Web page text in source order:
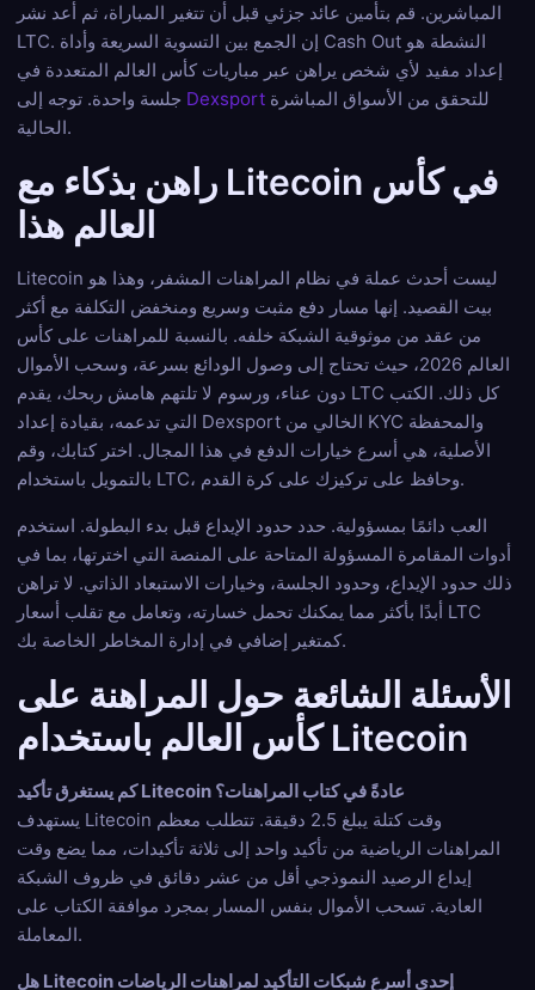
المباشرين. قم بتأمين عائد جزئي قبل أن تتغير المباراة، ثم أعد نشر
LTC. إن الجمع بين التسوية السريعة وأداة Cash Out النشطة هو
إعداد مفيد لأي شخص يراهن عبر مباريات كأس العالم المتعددة في
Dexsport
الحالية.
راهن بذكاء مع Litecoin في كأس
العالم هذا
Litecoin ليست أحدث عملة في نظام المراهنات المشفر، وهذا هو
بيت القصيد. إنها مسار دفع مثبت وسريع ومنخفض التكلفة مع أكثر
من عقد من موثوقية الشبكة خلفه. بالنسبة للمراهنات على كأس
العالم 2026، حيث تحتاج إلى وصول الودائع بسرعة، وسحب الأموال
دون عناء، ورسوم لا تلتهم هامش ربحك، يقدم LTC كل ذلك. الكتب
التي تدعمه، بقيادة إعداد Dexsport الخالي من KYC والمحفظة
الأصلية، هي أسرع خيارات الدفع في هذا المجال. اختر كتابك، وقم
بالتمويل باستخدام LTC، وحافظ على تركيزك على كرة القدم.
العب دائمًا بمسؤولية. حدد حدود الإيداع قبل بدء البطولة. استخدم
أدوات المقامرة المسؤولة المتاحة على المنصة التي اخترتها، بما في
ذلك حدود الإيداع، وحدود الجلسة، وخيارات الاستبعاد الذاتي. لا تراهن
أبدًا بأكثر مما يمكنك تحمل خسارته، وتعامل مع تقلب أسعار LTC
كمتغير إضافي في إدارة المخاطر الخاصة بك.
الأسئلة الشائعة حول المراهنة على
كأس العالم باستخدام Litecoin
كم يستغرق تأكيد Litecoin عادةً في كتاب المراهنات؟
يستهدف Litecoin وقت كتلة يبلغ 2.5 دقيقة. تتطلب معظم
المراهنات الرياضية من تأكيد واحد إلى ثلاثة تأكيدات، مما يضع وقت
إيداع الرصيد النموذجي أقل من عشر دقائق في ظروف الشبكة
العادية. تسحب الأموال بنفس المسار بمجرد موافقة الكتاب على
المعاملة.
هل Litecoin إحدى أسرع شبكات التأكيد لمراهنات الرياضات